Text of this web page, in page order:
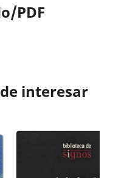
PDF
interesar